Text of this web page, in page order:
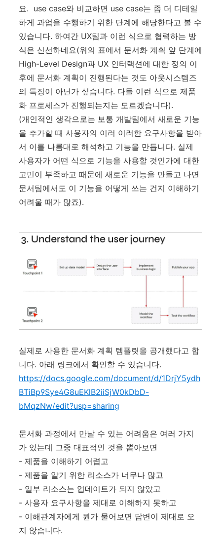
요. use case와 비교하면 use case는 좀 더 디테일
하게 과업을 수행하기 위한 단계에 해당한다고 볼 수
있습니다. 하여간 UX팀과 이런 식으로 협력하는 방
식은 신선하네요(위의 표에서 문서화 계획 앞 단계에
High-Level Design과 UX 인터랙션에 대한 정의 이
후에 문서화 계획이 진행된다는 것도 아웃시스템즈
의 특징이 아닌가 싶습니다. 다들 이런 식으로 제품
화 프로세스가 진행되는지는 모르겠습니다).
(개인적인 생각으로는 보통 개발팀에서 새로운 기능
을 추가할 때 사용자의 이러 이러한 요구사항을 받아
서 이를 나름대로 해석하고 기능을 만듭니다. 실제
사용자가 어떤 식으로 기능을 사용할 것인가에 대한
고민이 부족하고 때문에 새로운 기능을 만들고 나면
문서팀에서도 이 기능을 어떻게 쓰는 건지 이해하기
어려울 때가 많죠).
실제로 사용한 문서화 계획 템플릿을 공개했다고 합
니다. 아래 링크에서 확인할 수 있습니다.
https://docs.google.com/document/d/1DrjY5ydh
BTiBp9Sye4G8uEKlB2iiSjW0kDbD-
bMqzNw/edit?usp=sharing
문서화 과정에서 만날 수 있는 어려움은 여러 가지
가 있는데 그중 대표적인 것을 뽑아보면
- 제품을 이해하기 어렵고
- 제품을 알기 위한 리소스가 너무나 많고
- 일부 리소스는 업데이트가 되지 않았고
- 사용자 요구사항을 제대로 이해하지 못하고
- 이해관계자에게 뭔가 물어보면 답변이 제대로 오
지 않습니다.